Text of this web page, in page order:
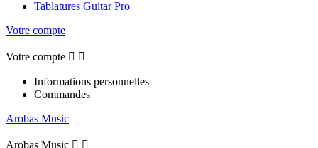
Tablatures Guitar Pro
Votre compte
Votre compte  
Informations personnelles
Commandes
Arobas Music
Arobas Music  